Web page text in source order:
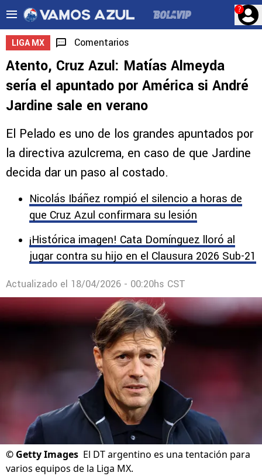
?
LIGA MX Comentarios
Atento, Cruz Azul: Matías Almeyda
sería el apuntado por América si André
Jardine sale en verano
El Pelado es uno de los grandes apuntados por
la directiva azulcrema, en caso de que Jardine
decida dar un paso al costado.
Nicolás Ibáñez rompió el silencio a horas de
que Cruz Azul confirmara su lesión
¡Histórica imagen! Cata Domínguez lloró al
jugar contra su hijo en el Clausura 2026 Sub-21
Actualizado el 18/04/2026 - 00:20hs CST
© Getty Images El DT argentino es una tentación para
varios equipos de la Liga MX.